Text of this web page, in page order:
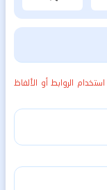
الروابط أو الألفاظ